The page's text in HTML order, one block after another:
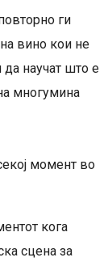
ги
вино кои не
да научат што е
многумина
момент во
кога
сцена за